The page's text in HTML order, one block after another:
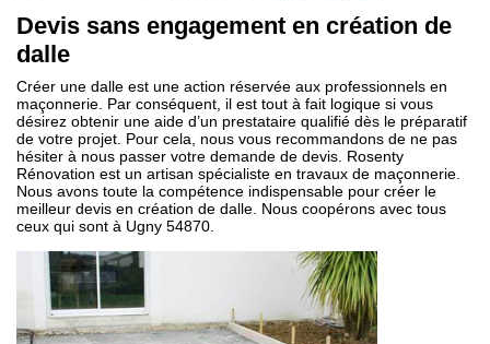
Devis sans engagement en création de
dalle
Créer une dalle est une action réservée aux professionnels en
maçonnerie. Par conséquent, il est tout à fait logique si vous
désirez obtenir une aide d’un prestataire qualifié dès le préparatif
de votre projet. Pour cela, nous vous recommandons de ne pas
hésiter à nous passer votre demande de devis. Rosenty
Rénovation est un artisan spécialiste en travaux de maçonnerie.
Nous avons toute la compétence indispensable pour créer le
meilleur devis en création de dalle. Nous coopérons avec tous
ceux qui sont à Ugny 54870.